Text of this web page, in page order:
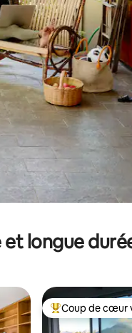
longue
Coups de cœur
Coup de cœur